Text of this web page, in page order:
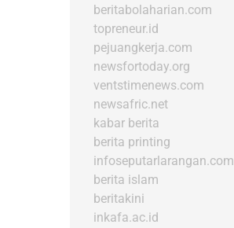
beritabolaharian.com
topreneur.id
pejuangkerja.com
newsfortoday.org
ventstimenews.com
newsafric.net
kabar berita
berita printing
infoseputarlarangan.com
berita islam
beritakini
inkafa.ac.id